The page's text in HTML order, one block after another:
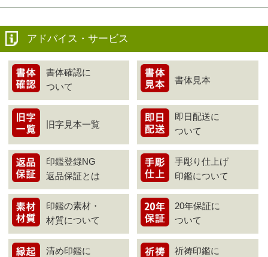
アドバイス・サービス
書体確認に
ついて
書体見本
旧字見本一覧
即日配送に
ついて
印鑑登録NG
返品保証とは
手彫り仕上げ
印鑑について
印鑑の素材・
材質について
20年保証に
ついて
清め印鑑に
祈祷印鑑に